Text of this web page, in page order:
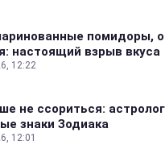
помидоры,
настоящий взрыв вкуса
12:22
не ссориться:
знаки Зодиака
12:01